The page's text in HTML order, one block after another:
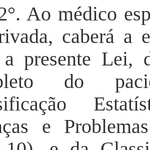
Ao médico
caberá a
presente Lei,
do
e